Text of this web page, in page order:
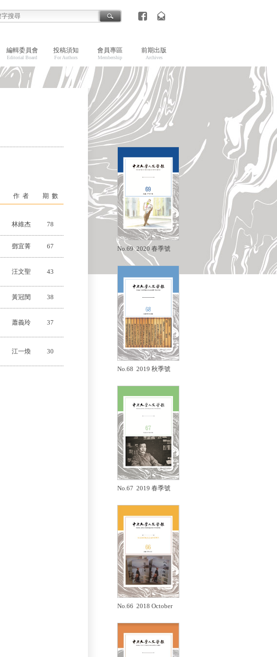
編輯委員會
Editorial Board
投稿須知
For Authors
會員專區
Membership
前期出版
Archives
作 者 期 數
林維杰 78
鄧宜菁 67
汪文聖 43
黃冠閔 38
蕭義玲 37
江一煥 30
No.69 2020 春季號
No.68 2019 秋季號
No.67 2019 春季號
No.66 2018 October